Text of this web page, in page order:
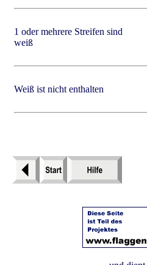
1 oder mehrere Streifen sind
weiß
Weiß ist nicht enthalten